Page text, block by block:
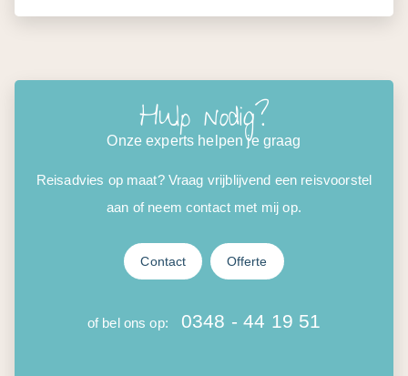
Hulp nodig?
Onze experts helpen je graag
Reisadvies op maat? Vraag vrijblijvend een reisvoorstel
aan of neem contact met mij op.
Contact Offerte
of bel ons op: 0348 - 44 19 51